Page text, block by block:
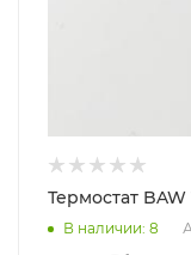
Термостат BAW
В наличии: 8